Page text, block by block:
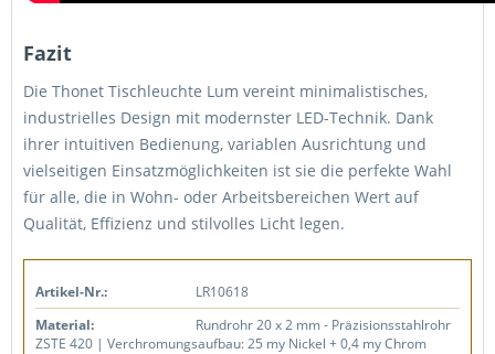
Fazit
Die Thonet Tischleuchte Lum vereint minimalistisches,
industrielles Design mit modernster LED-Technik. Dank
ihrer intuitiven Bedienung, variablen Ausrichtung und
vielseitigen Einsatzmöglichkeiten ist sie die perfekte Wahl
für alle, die in Wohn- oder Arbeitsbereichen Wert auf
Qualität, Effizienz und stilvolles Licht legen.
Artikel-Nr.:
LR10618
Material:
Rundrohr 20 x 2 mm - Präzisionsstahlrohr
ZSTE 420 | Verchromungsaufbau: 25 my Nickel + 0,4 my Chrom